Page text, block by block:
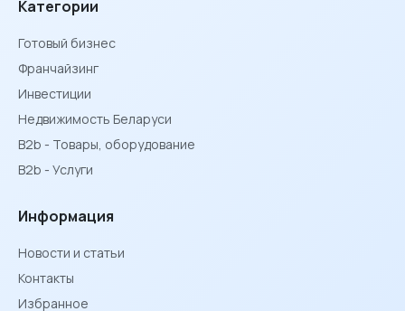
Категории
Готовый бизнес
Франчайзинг
Инвестиции
Недвижимость Беларуси
B2b - Товары, оборудование
B2b - Услуги
Информация
Новости и статьи
Контакты
Избранное